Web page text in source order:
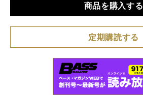
仕様 A4変形判 / 214ページ
商品を購入する
定期購読する